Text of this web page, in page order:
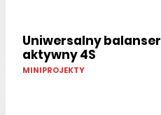
Uniwersalny balanser
aktywny 4S
MINIPROJEKTY